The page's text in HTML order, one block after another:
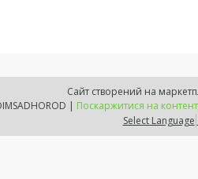
Сайт створений на
DIMSADHOROD | Поскаржитися на контент
Select Language